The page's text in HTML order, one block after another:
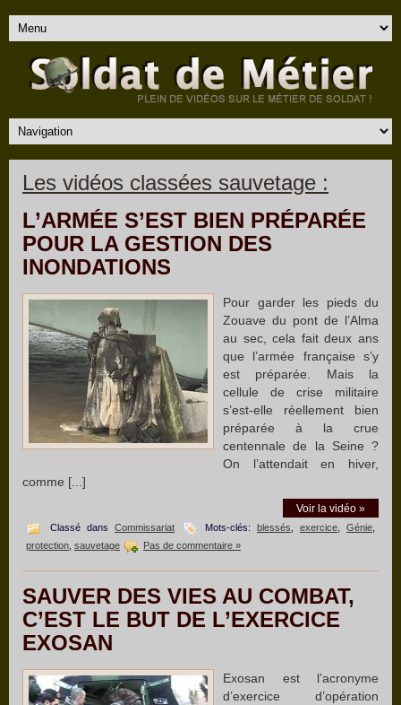
Les vidéos classées sauvetage :
L’ARMÉE S’EST BIEN PRÉPARÉE
POUR LA GESTION DES
INONDATIONS
Pour garder les pieds du
Zouave du pont de l’Alma
au sec, cela fait deux ans
que l’armée française s’y
est préparée. Mais la
cellule de crise militaire
s’est-elle réellement bien
préparée à la crue
centennale de la Seine ?
On l’attendait en hiver,
comme [...]
Voir la vidéo »
Classé dans Commissariat Mots-clés: blessés exercice Génie
protection sauvetage Pas de commentaire »
SAUVER DES VIES AU COMBAT,
C’EST LE BUT DE L’EXERCICE
EXOSAN
Exosan est l’acronyme
d’exercice d’opération